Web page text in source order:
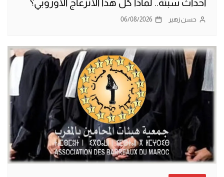
أحداث سبتة.. لماذا كل هذا الانزعاج الأوروبي؟
حسن زهير 06/08/2026